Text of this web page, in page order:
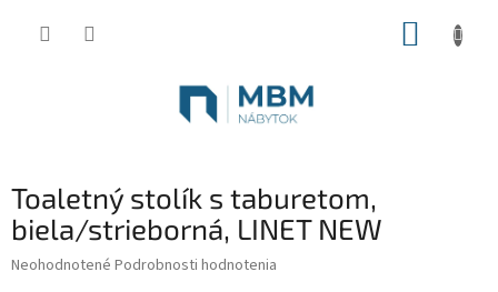
Toaletný stolík s taburetom,
biela/strieborná, LINET NEW
Priemerné
Neohodnotené Podrobnosti hodnotenia